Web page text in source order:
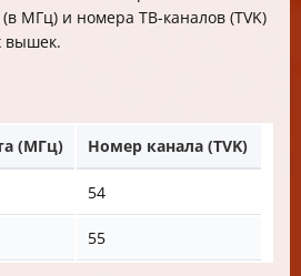
МГц) и номера ТВ-каналов (TVK)
вышек.
(МГц) Номер канала (TVK)
54
55